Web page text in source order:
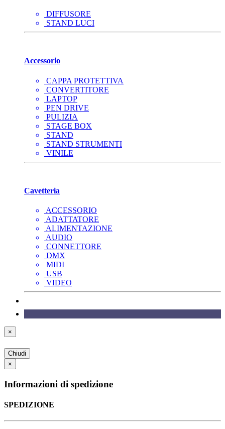
DIFFUSORE
STAND LUCI
Accessorio
CAPPA PROTETTIVA
CONVERTITORE
LAPTOP
PEN DRIVE
PULIZIA
STAGE BOX
STAND
STAND STRUMENTI
VINILE
Cavetteria
ACCESSORIO
ADATTATORE
ALIMENTAZIONE
AUDIO
CONNETTORE
DMX
MIDI
USB
VIDEO
×
Chiudi
×
Informazioni di spedizione
SPEDIZIONE